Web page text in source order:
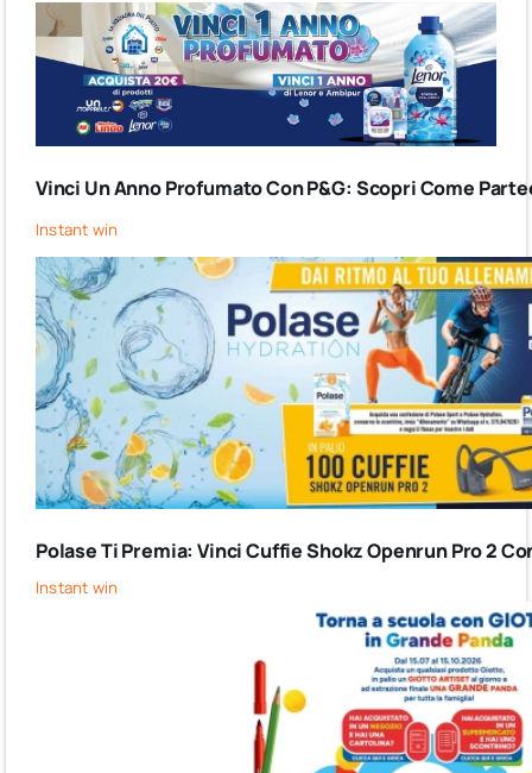
Vinci Un Anno Profumato Con P&G: Scopri Come
Instant win
Polase Ti Premia: Vinci Cuffie Shokz Openrun Pro 2
Instant win